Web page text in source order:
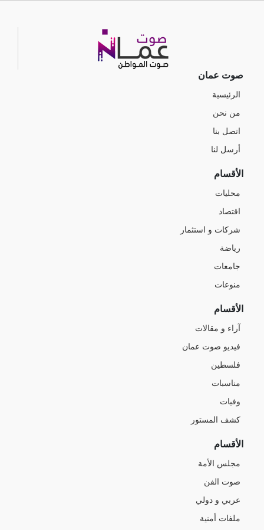
صوت عمان
الرئيسية
من نحن
اتصل بنا
أرسل لنا
الأقسام
محليات
اقتصاد
شركات و استثمار
رياضة
جامعات
منوعات
الأقسام
آراء و مقالات
فيديو صوت عمان
فلسطين
مناسبات
وفيات
كشف المستور
الأقسام
مجلس الأمة
صوت الفن
عربي و دولي
ملفات أمنية